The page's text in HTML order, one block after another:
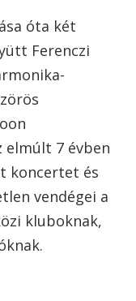
óta két
Ferenczi
elmúlt 7 évben
koncertet és
vendégei a
kluboknak,